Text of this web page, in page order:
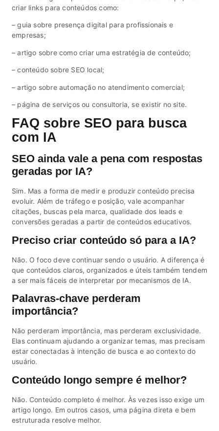
criar links para conteúdos como:
– guia sobre presença digital para profissionais e
empresas;
– artigo sobre como criar uma estratégia de conteúdo;
– conteúdo sobre SEO local;
– artigo sobre automação no atendimento comercial;
– página de serviços ou consultoria, se existir no site.
FAQ sobre SEO para busca
com IA
SEO ainda vale a pena com respostas
geradas por IA?
Sim. Mas a forma de medir e produzir conteúdo precisa
evoluir. Além de tráfego e posição, vale acompanhar
citações, buscas pela marca, qualidade dos leads e
conversões geradas a partir de conteúdos educativos.
Preciso criar conteúdo só para a IA?
Não. O foco deve continuar sendo o usuário. A diferença é
que conteúdos claros, organizados e úteis também tendem
a ser mais fáceis de interpretar por mecanismos de IA.
Palavras-chave perderam
importância?
Não perderam importância, mas perderam exclusividade.
Elas continuam ajudando a organizar temas, mas precisam
estar conectadas à intenção de busca e ao contexto do
usuário.
Conteúdo longo sempre é melhor?
Não. Conteúdo completo é melhor. Às vezes isso exige um
artigo longo. Em outros casos, uma página direta e bem
estruturada resolve melhor.